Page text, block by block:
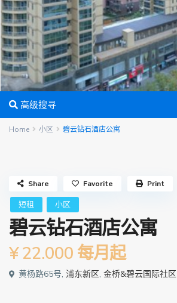
高级搜寻
Home 小区 碧云钻石酒店公寓
短租 小区
碧云钻石酒店公寓
¥ 22.000 每月起
黄杨路65号, 浦东新区, 金桥&碧云国际社区
Share Favorite Print